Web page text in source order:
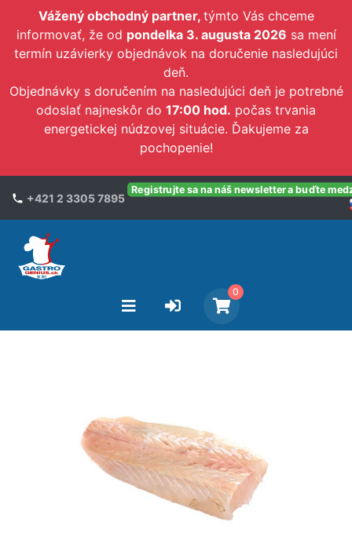
Vážený obchodný partner, týmto Vás chceme
informovať, že od pondelka 3. augusta 2026 sa mení
termín uzávierky objednávok na doručenie nasledujúci
deň.
Objednávky s doručením na nasledujúci deň je potrebné
odoslať najneskôr do 17:00 hod. počas trvania
energetickej núdzovej situácie. Ďakujeme za
pochopenie!
+421 2 3305 7895
Registrujte sa na náš newsletter a buďte
0